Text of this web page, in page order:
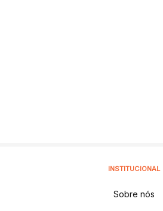
INSTITUCIONAL
Sobre nós